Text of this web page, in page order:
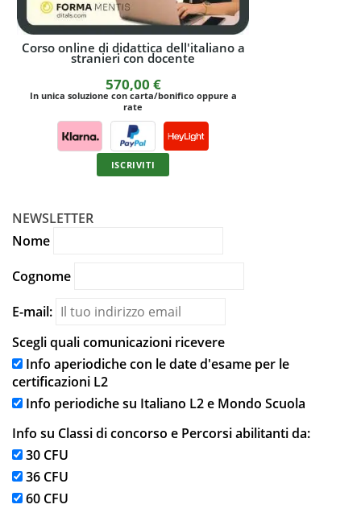
Corso online di didattica dell'italiano a
stranieri con docente
570,00 €
In unica soluzione con carta/bonifico oppure a
rate
ISCRIVITI
NEWSLETTER
Nome
Cognome
E-mail:
Scegli quali comunicazioni ricevere
Info aperiodiche con le date d'esame per le
certificazioni L2
Info periodiche su Italiano L2 e Mondo Scuola
Info su Classi di concorso e Percorsi abilitanti da:
30 CFU
36 CFU
60 CFU